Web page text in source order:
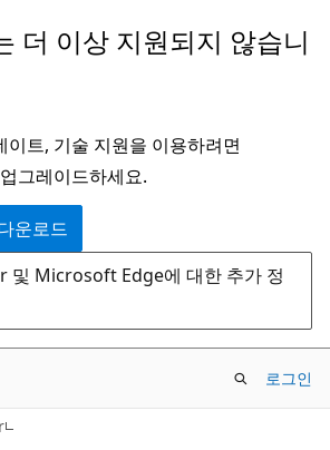
더 이상 지원되지 않습니
이트, 기술 지원을 이용하려면
그레이드하세요.
운로드
Microsoft Edge에 대한 추가 정
로그인